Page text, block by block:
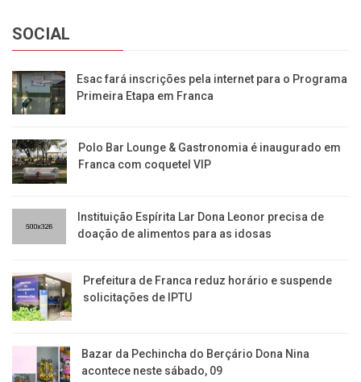
SOCIAL
Esac fará inscrições pela internet para o Programa
Primeira Etapa em Franca
Polo Bar Lounge & Gastronomia é inaugurado em
Franca com coquetel VIP
Instituição Espírita Lar Dona Leonor precisa de
doação de alimentos para as idosas
​Prefeitura de Franca reduz horário e suspende
solicitações de IPTU
Bazar da Pechincha do Berçário Dona Nina
acontece neste sábado, 09